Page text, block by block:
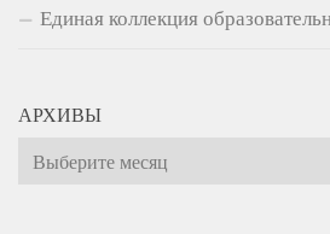
Единая коллекция
АРХИВЫ
Архивы